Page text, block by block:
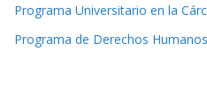
Programa Universitario en la
Programa de Derechos